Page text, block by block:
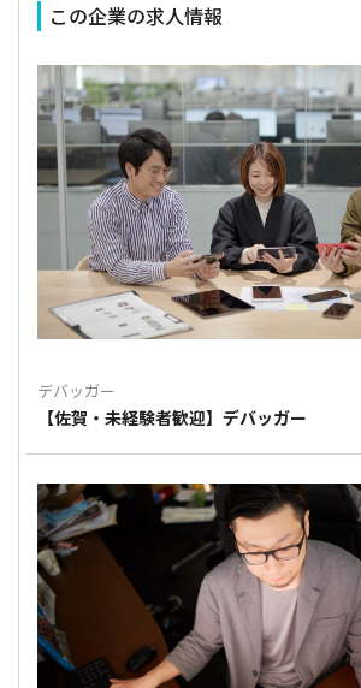
この企業の求人情報
デバッガー
【佐賀・未経験者歓迎】デバッガー